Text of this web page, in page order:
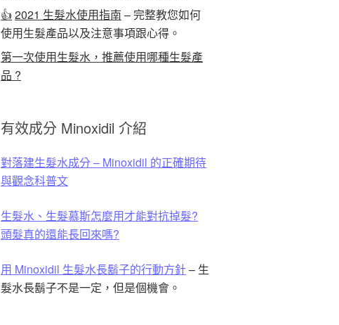
👍 2021 生髮水使用指南 – 完整教您如何
使用生髮產品以及注意事項跟心得。
第一次使用生髮水，推薦使用哪種生髮產
品 ?
有效成分 Minoxidil 介紹
對落建生髮水成分 – Minoxidil 的正確期待
與觀念科普文
生髮水、生髮慕斯怎麼用才能對抗掉髮?
頭髮真的還能長回來嗎?
用 Minoxidil 生髮水長鬍子的行動方針– 生
髮水長鬍子不是一定，但是個機會。